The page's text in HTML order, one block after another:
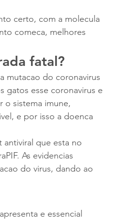
certo, com a molecula
comeca, melhores
fatal?
mutacao do coronavirus
gatos esse coronavirus e
o sistema imune,
e por isso a doenca
que esta no
As evidencias
do virus, dando ao
e essencial